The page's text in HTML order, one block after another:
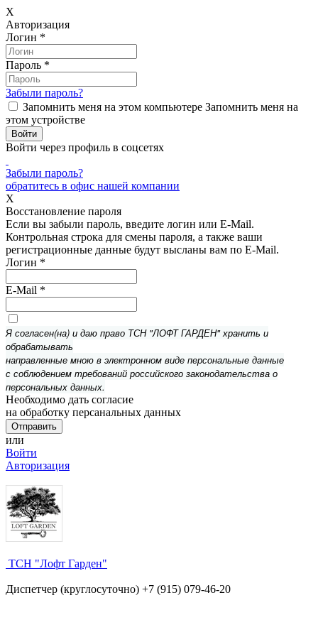
X
Авторизация
Логин *
Пароль *
Забыли пароль?
Запомнить меня на этом компьютере Запомнить меня на
этом устройстве
Войти через профиль в соцсетях
Забыли пароль?
обратитесь в офис нашей компании
X
Восстановление пароля
Если вы забыли пароль, введите логин или E-Mail.
Контрольная строка для смены пароля, а также ваши
регистрационные данные будут высланы вам по E-Mail.
Логин *
E-Mail *
Я согласен(на) и даю право ТСН "ЛОФТ ГАРДЕН" хранить и
обрабатывать
направленные мною в электронном виде персональные данные
с соблюдением требований российского законодательства о
персональных данных.
Необходимо дать согласие
на обработку персанальных данных
или
Войти
Авторизация
ТСН "Лофт Гарден"
Диспетчер (круглосуточно) +7 (915) 079-46-20